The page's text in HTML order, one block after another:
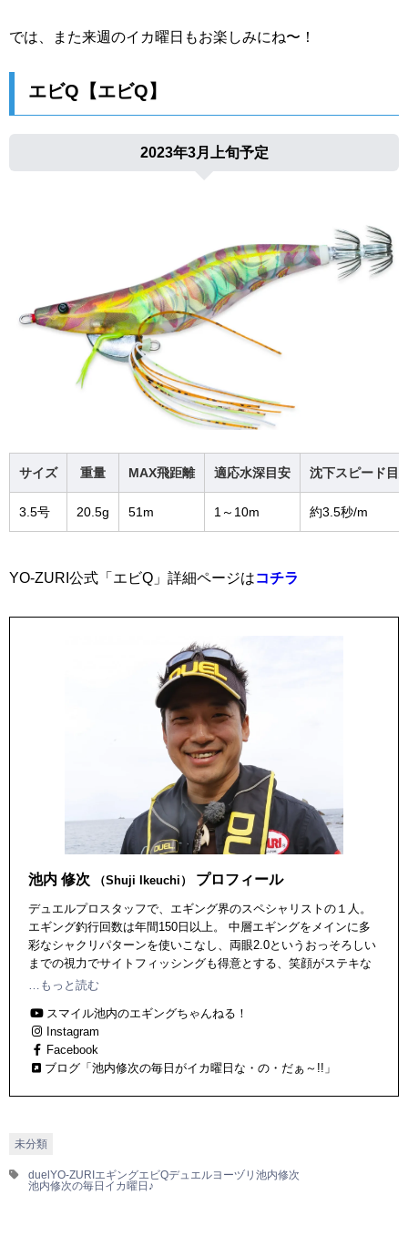
では、また来週のイカ曜日もお楽しみにね〜！
エビQ【エビQ】
2023年3月上旬予定
サイズ 重量 MAX飛距離 適応水深目安 沈下スピード目
3.5号 20.5g 51m 1～10m 約3.5秒/m
YO-ZURI公式「エビQ」詳細ページはコチラ
池内 修次 （Shuji Ikeuchi） プロフィール
デュエルプロスタッフで、エギング界のスペシャリストの１人。
エギング釣行回数は年間150日以上。 中層エギングをメインに多
彩なシャクリパターンを使いこなし、両眼2.0というおっそろしい
までの視力でサイトフィッシングも得意とする、笑顔がステキな
寝ても覚めてもエギング！ なアツいオトコ。 WEB動画番組「ス
v=fXWFLBamzkQ https://www.lurenewsr.com/32671/
…もっと読む
スマイル池内のエギングちゃんねる！
Instagram
Facebook
ブログ「池内修次の毎日がイカ曜日な・の・だぁ～!!」
未分類
duelYO-ZURIエギングエビQデュエルヨーヅリ 池内修次
池内修次の毎日イカ曜日♪